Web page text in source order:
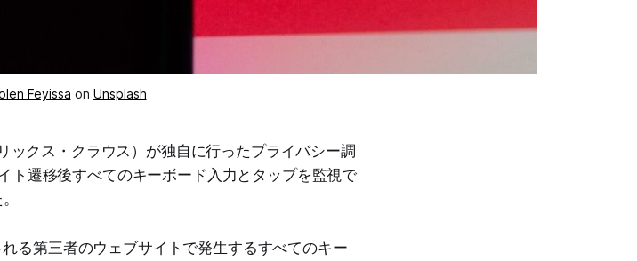
Feyissa on Unsplash
ックス・クラウス）が独自に行ったプライバシー調
ト遷移後すべてのキーボード入力とタップを監視で
る第三者のウェブサイトで発生するすべてのキー